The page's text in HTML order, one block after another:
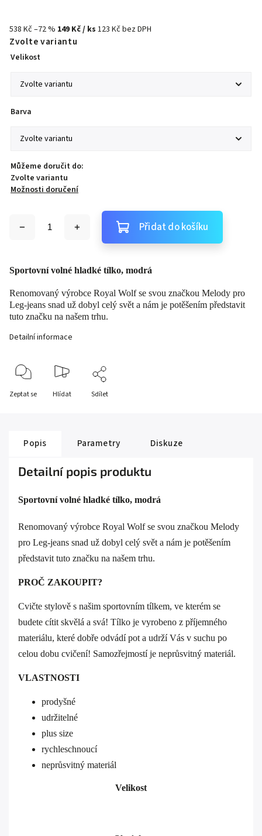
538 Kč–72 % 149 Kč/ ks 123 Kč bez DPH
Zvolte variantu
Velikost
Barva
Můžeme doručit do:
Zvolte variantu
Možnosti doručení
Přidat do košíku
Sportovní volné hladké tílko, modrá
Renomovaný výrobce Royal Wolf se svou značkou Melody pro
Leg-jeans snad už dobyl celý svět a nám je potěšením představit
tuto značku na našem trhu.
Detailní informace
Zeptat se Hlídat Sdílet
Popis Parametry Diskuze
Detailní popis produktu
Sportovní volné hladké tílko, modrá
Renomovaný výrobce Royal Wolf se svou značkou Melody
pro Leg-jeans snad už dobyl celý svět a nám je potěšením
představit tuto značku na našem trhu.
PROČ ZAKOUPIT?
Cvičte stylově s našim sportovním tílkem, ve kterém se
budete cítit skvělá a svá! Tílko je vyrobeno z příjemného
materiálu, které dobře odvádí pot a udrží Vás v suchu po
celou dobu cvičení! Samozřejmostí je neprůsvitný materiál.
VLASTNOSTI
prodyšné
udržitelné
plus size
rychleschnoucí
neprůsvitný materiál
Velikost